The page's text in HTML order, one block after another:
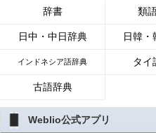
辞書 類
日中・中日辞典 日韓・
インドネシア語辞典 タイ
古語辞典
Weblio公式アプリ